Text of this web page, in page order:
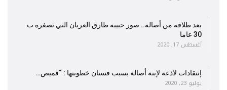
بعد طلاقه من أصالة.. صور حبيبة طارق العريان التي تصغره ب
30 عاما
أغسطس 17, 2020
إنتقادات لاذعة لإبنة أصالة بسبب فستان خطوبتها : “قميص…
يوليو 23, 2020